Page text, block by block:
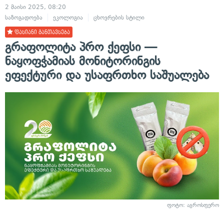
2 მაისი 2025, 08:20
საზოგადოება
ეკოლოგია ცხოვრების სტილი
ფასიანი განთავსება
გრაფოლიტა პრო ქეფსი —
ნაყოფჭამიას მონიტორინგის
ეფექტური და უსაფრთხო საშუალება
ფოტო: აგროსფერო